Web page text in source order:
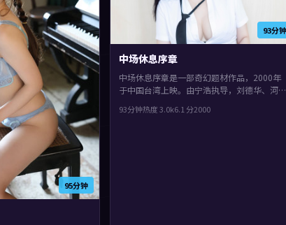
95分钟
93分钟
中场休息序章
中场休息序章是一部奇幻题材作品，2000年
于中国台湾上映。由宁浩执导，刘德华、河正
着伏笔，观感紧凑，值得推荐。
93分钟热度3.0k6.1 分2000